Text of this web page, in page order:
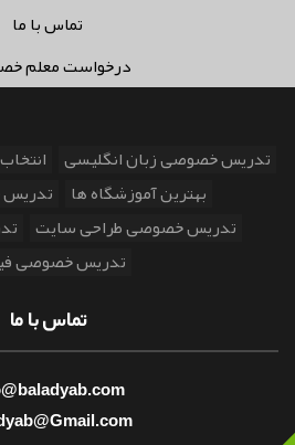
تماس با ما
درخواست معلم
تدریس خصوصی زبان انگلیسی
بهترین آموزشگاه ها تدریس
تدریس خصوصی طراحی سایت
تدریس خصوصی
تماس با ما